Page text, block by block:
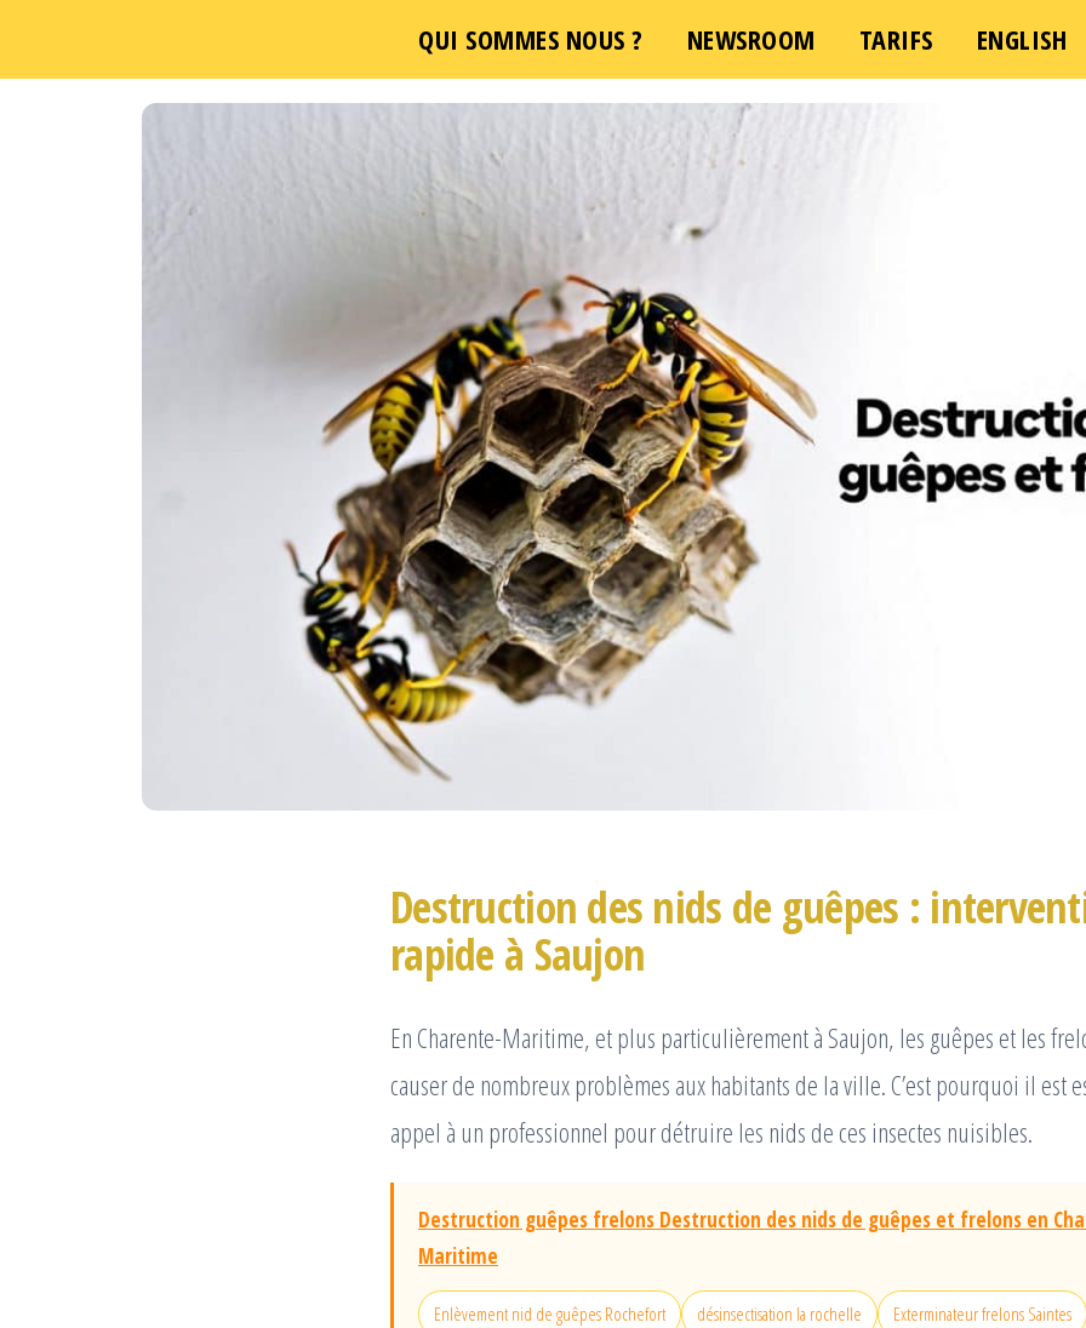
QUI SOMMES NOUS ? NEWSROOM TARIFS ENGLISH
Passer
Destruction des nids de guêpes :
rapide à Saujon
En Charente-Maritime, et plus particulièrement à Saujon, les guêpes et les
causer de nombreux problèmes aux habitants de la ville. C’est pourquoi il est
appel à un professionnel pour détruire les nids de ces insectes nuisibles.
Destruction guêpes frelons Destruction des nids de guêpes et frelons en
Maritime
Enlèvement nid de guêpes Rochefort désinsectisation la rochelle Exterminateur frelons Saintes
Une demande d'intervention – Une question ?Cliquez